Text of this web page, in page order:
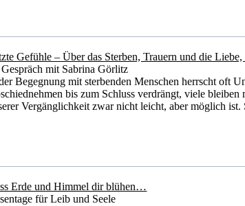
Gefühle – Über das Sterben, Trauern und die
mit Sabrina Görlitz
Begegnung mit sterbenden Menschen herrscht oft
bis zum Schluss verdrängt, viele
Vergänglichkeit zwar nicht leicht, aber möglich
Erde und Himmel dir blühen…
für Leib und Seele